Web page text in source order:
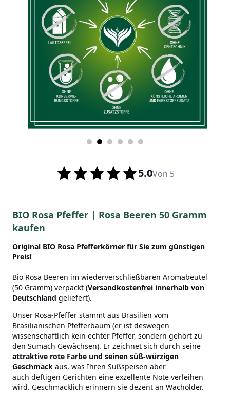
5.0Von 5
BIO Rosa Pfeffer | Rosa Beeren 50 Gramm
kaufen
Original BIO Rosa Pfefferkörner für Sie zum günstigen
Preis!
Bio Rosa Beeren im wiederverschließbaren Aromabeutel
(50 Gramm) verpackt (Versandkostenfrei innerhalb von
Deutschland geliefert).
Unser Rosa-Pfeffer stammt aus Brasilien vom
Brasilianischen Pfefferbaum (er ist deswegen
wissenschaftlich kein echter Pfeffer, sondern gehört zu
den Sumach Gewächsen). Er zeichnet sich durch seine
attraktive rote Farbe und seinen süß-würzigen
Geschmack aus, was Ihren Süßspeisen aber
auch deftigen Gerichten eine exzellente Note verleihen
wird. Geschmacklich erinnern sie dezent an Wacholder.